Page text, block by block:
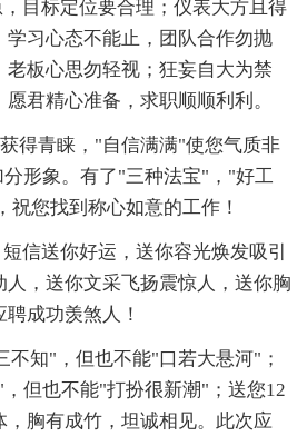
目标定位要合理；仪表大方且得
习心态不能止，团队合作勿抛
板心思勿轻视；狂妄自大为禁
君精心准备，求职顺顺利利。
得青睐，"自信满满"使您气质非
形象。有了"三种法宝"，"好工
您找到称心如意的工作！
信送你好运，送你容光焕发吸引
人，送你文采飞扬震惊人，送你胸
成功羡煞人！
不知"，但也不能"口若大悬河"；
但也不能"打扮很新潮"；送您12
胸有成竹，坦诚相见。此次应